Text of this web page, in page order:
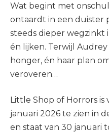
Wat begint met
ontaardt in een duister
steeds dieper wegzinkt
én lijken. Terwijl
honger, én haar plan
veroveren…
Little Shop of Horrors is
januari 2026 te zien in
en staat van 30 januari